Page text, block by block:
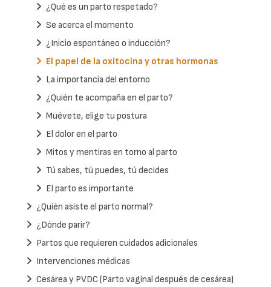
¿Qué es un parto respetado?
Se acerca el momento
¿Inicio espontáneo o inducción?
El papel de la oxitocina y otras hormonas
La importancia del entorno
¿Quién te acompaña en el parto?
Muévete, elige tu postura
El dolor en el parto
Mitos y mentiras en torno al parto
Tú sabes, tú puedes, tú decides
El parto es importante
¿Quién asiste el parto normal?
¿Dónde parir?
Partos que requieren cuidados adicionales
Intervenciones médicas
Cesárea y PVDC (Parto vaginal después de cesárea)